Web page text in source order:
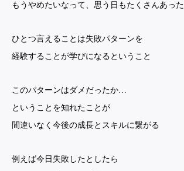
もうやめたいなって、思う日もたくさんあった
ひとつ言えることは失敗パターンを
経験することが学びになるということ
このパターンはダメだったか…
ということを知れたことが
間違いなく今後の成長とスキルに繋がる
例えば今日失敗したとしたら